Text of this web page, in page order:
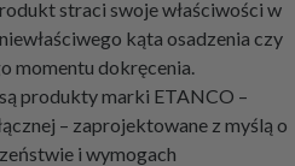
straci swoje właściwości w
kąta osadzenia czy
momentu dokręcenia.
produkty marki ETANCO –
– zaprojektowane z myślą o
i wymogach